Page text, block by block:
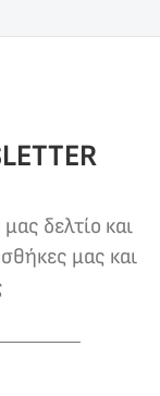
δελτίο και
μας και